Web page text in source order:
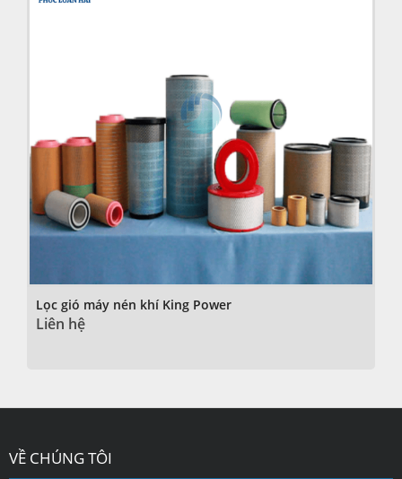
Lọc gió máy nén khí King Power
Liên hệ
VỀ CHÚNG TÔI